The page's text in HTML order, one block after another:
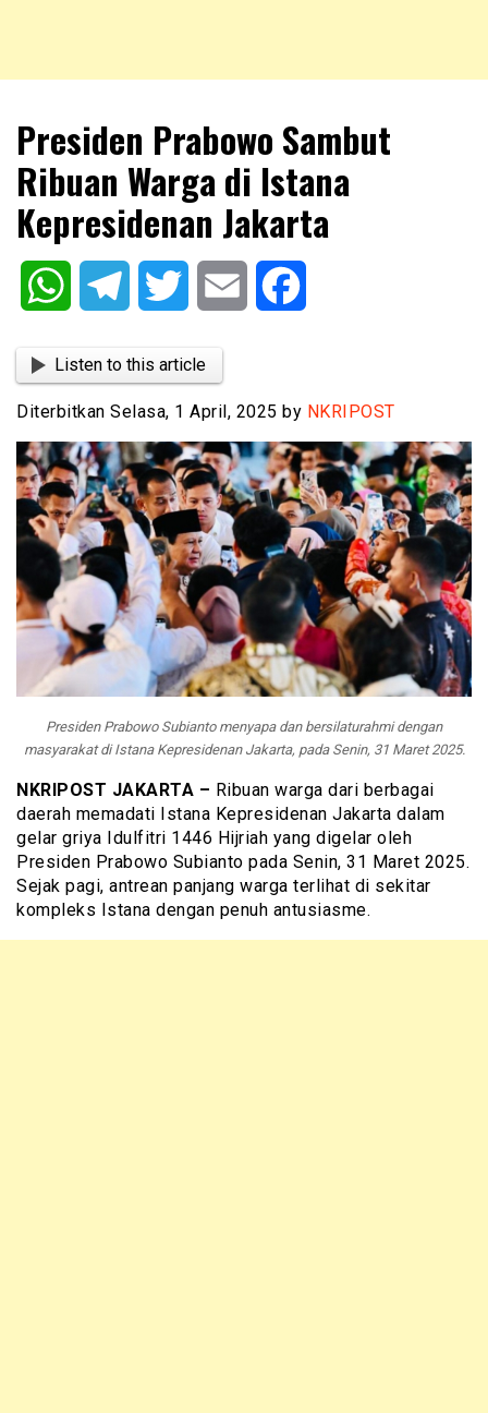
NKRIPOST
Presiden Prabowo Sambut
Ribuan Warga di Istana
Kepresidenan Jakarta
WhatsAppTelegram Twitter Email
Listen to this article
Diterbitkan Selasa, 1 April, 2025 by NKRIPOST
Presiden Prabowo Subianto menyapa dan bersilaturahmi dengan
masyarakat di Istana Kepresidenan Jakarta, pada Senin, 31 Maret 2025.
NKRIPOST JAKARTA – Ribuan warga dari berbagai
daerah memadati Istana Kepresidenan Jakarta dalam
gelar griya Idulfitri 1446 Hijriah yang digelar oleh
Presiden Prabowo Subianto pada Senin, 31 Maret 2025.
Sejak pagi, antrean panjang warga terlihat di sekitar
kompleks Istana dengan penuh antusiasme.